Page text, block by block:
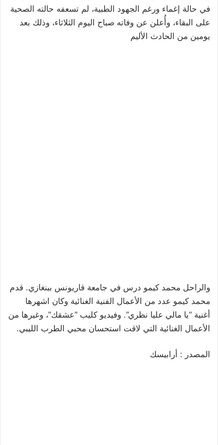
في حالة إغماء ورغم الجهود الطبية، لم تسعفه حالته الصحية
على البقاء، وأُعلن عن وفاته صباح اليوم الثلاثاء، وذلك بعد
يومين من الحادث الأليم
والراحل محمد كيمو درس في جامعة قاريونس ببنغازي. قدم
محمد كيمو عدد من الأعمال الفنية الغنائية وكان اشهرها
أغنية “يا مالي عليا نظري”. وفيديو كليب “عشقك”، وغيرها من
الأعمال الغنائية التي لاقت استحسان محبي الطرب الليبي.
المصدر : أرابيسك